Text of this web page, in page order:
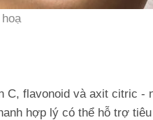
flavonoid và axit citric -
hợp lý có thể hỗ trợ